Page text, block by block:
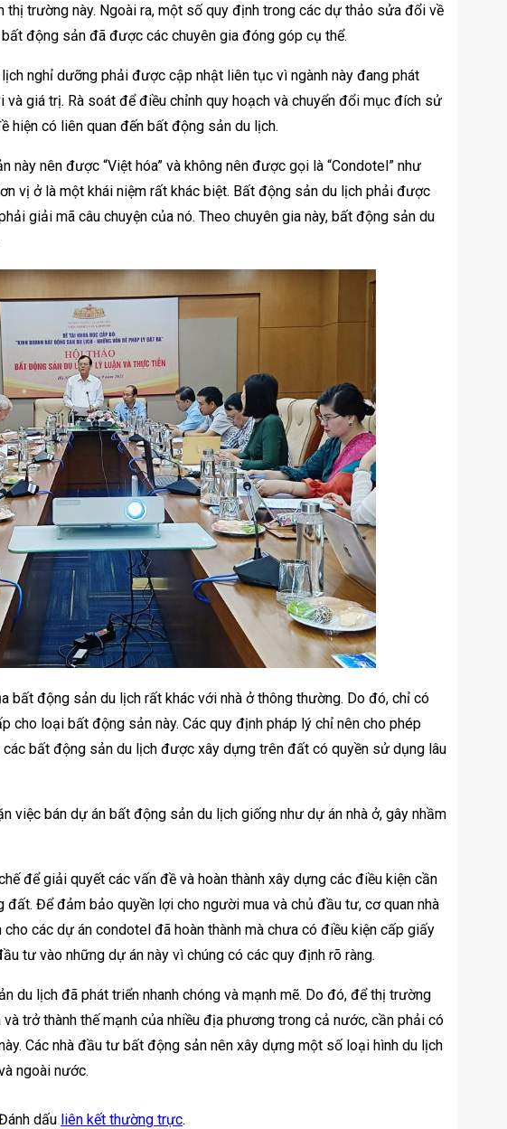
trường này. Ngoài ra, một số quy định trong các dự thảo sửa đổi về
động sản đã được các chuyên gia đóng góp cụ thể.
nghỉ dưỡng phải được cập nhật liên tục vì ngành này đang phát
và giá trị. Rà soát để điều chỉnh quy hoạch và chuyển đổi mục đích sử
hiện có liên quan đến bất động sản du lịch.
nên được “Việt hóa” và không nên được gọi là “Condotel” như
vị ở là một khái niệm rất khác biệt. Bất động sản du lịch phải được
giải mã câu chuyện của nó. Theo chuyên gia này, bất động sản du
bất động sản du lịch rất khác với nhà ở thông thường. Do đó, chỉ có
cho loại bất động sản này. Các quy định pháp lý chỉ nên cho phép
bất động sản du lịch được xây dựng trên đất có quyền sử dụng lâu
việc bán dự án bất động sản du lịch giống như dự án nhà ở, gây nhầm
để giải quyết các vấn đề và hoàn thành xây dựng các điều kiện cần
Để đảm bảo quyền lợi cho người mua và chủ đầu tư, cơ quan nhà
các dự án condotel đã hoàn thành mà chưa có điều kiện cấp giấy
tư vào những dự án này vì chúng có các quy định rõ ràng.
du lịch đã phát triển nhanh chóng và mạnh mẽ. Do đó, để thị trường
trở thành thế mạnh của nhiều địa phương trong cả nước, cần phải có
Các nhà đầu tư bất động sản nên xây dựng một số loại hình du lịch
ngoài nước.
dấu liên kết thường trực.